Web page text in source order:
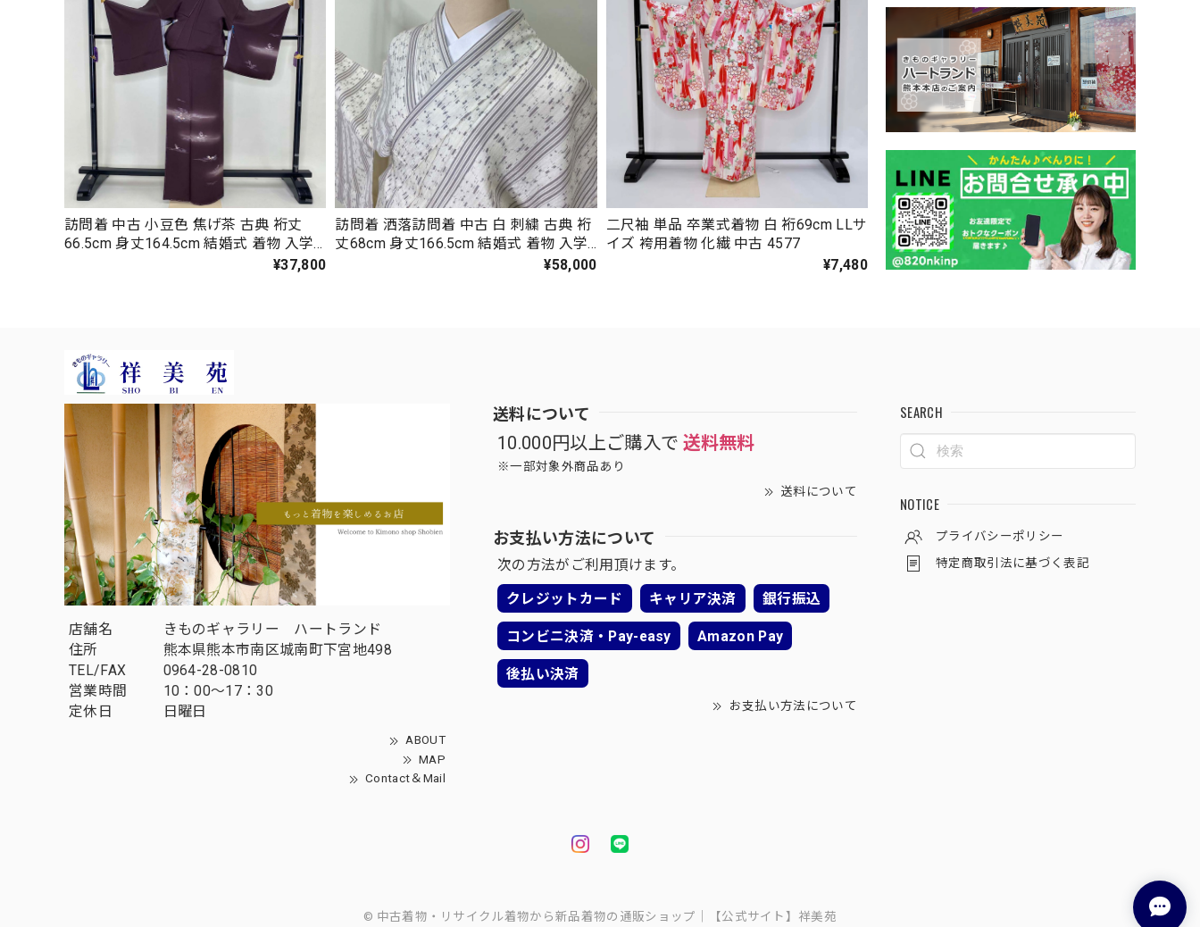
訪問着 中古 小豆色 焦げ茶 古典 裄丈
66.5cm 身丈164.5cm 結婚式 着物 入学
¥37,800
訪問着 洒落訪問着 中古 白 刺繍 古典 裄
丈68cm 身丈166.5cm 結婚式 着物 入学
¥58,000
二尺袖 単品 卒業式着物 白 裄69cm LLサ
イズ 袴用着物 化繊 中古 4577
¥7,480
店舗名
きものギャラリー ハートランド
住所
熊本県熊本市南区城南町下宮地498
TEL/FAX
0964-28-0810
営業時間
10：00～17：30
定休日
日曜日
ABOUT
MAP
Contact＆Mail
送料について
10.000円以上ご購入で 送料無料
※一部対象外商品あり
送料について
お支払い方法について
次の方法がご利用頂けます。
クレジットカード
キャリア決済 銀行振込
コンビニ決済・Pay-easy Amazon Pay
後払い決済
お支払い方法について
SEARCH
NOTICE
プライバシーポリシー
特定商取引法に基づく表記
© 中古着物・リサイクル着物から新品着物の通販ショップ｜【公式サイト】祥美苑